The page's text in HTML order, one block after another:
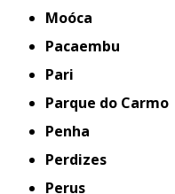
Moóca
Pacaembu
Pari
Parque do Carmo
Penha
Perdizes
Perus